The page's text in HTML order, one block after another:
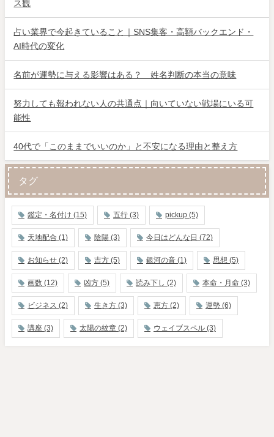
ス観
占い業界で今起きていること｜SNS集客・高額バックエンド・
AI時代の変化
名前が運勢に与える影響はある？ 姓名判断の本当の意味
努力しても報われない人の共通点｜向いていない戦場にいる可
能性
40代で「このままでいいのか」と不安になる理由と整え方
タグ
鑑定・名付け (15) 五行 (3) pickup (5)
天地配合 (1) 陰陽 (3) 今日はどんな日 (72)
お知らせ (2) 吉方 (5) 銀河の音 (1) 思想 (5)
画数 (12) 凶方 (5) 読み下し (2) 本命・月命 (3)
ビジネス (2) 生き方 (3) 恵方 (2) 運勢 (6)
講座 (3) 太陽の紋章 (2) ウェイブスペル (3)